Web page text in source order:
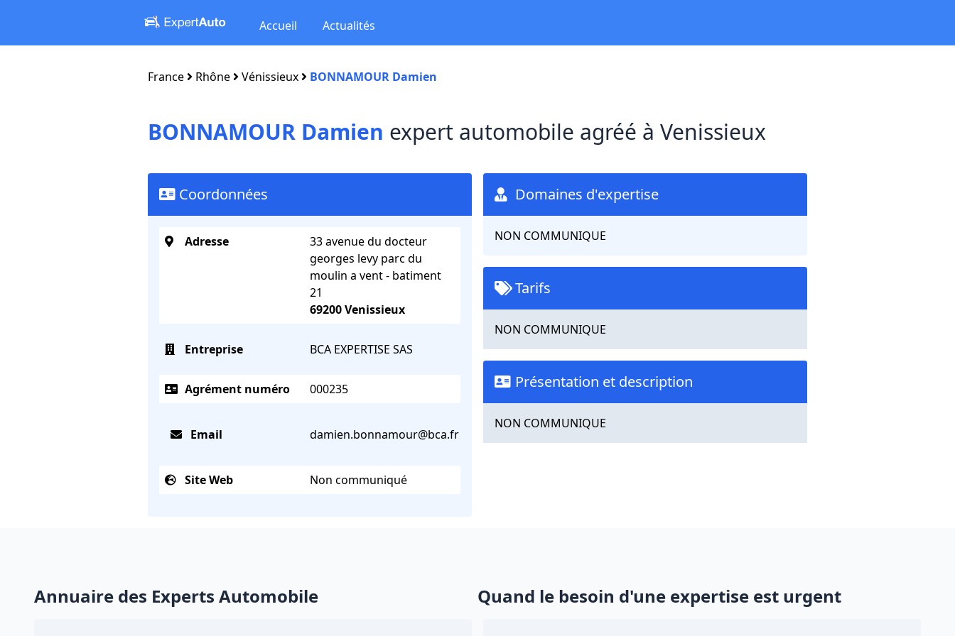
Accueil Actualités
France Rhône Vénissieux BONNAMOUR Damien
BONNAMOUR Damien expert automobile agréé à Venissieux
Coordonnées
Adresse
33 avenue du docteur
georges levy parc du
moulin a vent - batiment
21
69200 Venissieux
Entreprise BCA EXPERTISE SAS
Agrément numéro 000235
Email damien.bonnamour@bca.fr
Site Web Non communiqué
Domaines d'expertise
NON COMMUNIQUE
Tarifs
NON COMMUNIQUE
Présentation et description
NON COMMUNIQUE
Annuaire des Experts Automobile Quand le besoin d'une expertise est urgent